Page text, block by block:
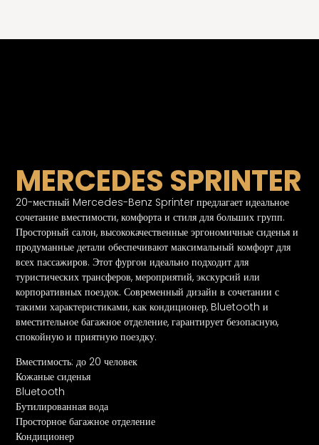
MERCEDES SPRINTER
20-местный Mercedes-Benz Sprinter предлагает идеальное
сочетание вместимости, комфорта и стиля для больших групп.
Просторный салон, высококачественные эргономичные сиденья и
продуманные детали обеспечивают максимальный комфорт для
всех пассажиров. Этот фургон идеально подходит для
туристических трансферов, мероприятий, экскурсий или
корпоративных поездок. Современный дизайн в сочетании с
такими характеристиками, как кондиционер, Bluetooth и
вместительное багажное отделение, гарантирует безопасную,
спокойную и приятную поездку.
Вместимость: до 20 человек
Кожаные сиденья
Bluetooth
Бутилированная вода
Просторное багажное отделение
Кондиционер